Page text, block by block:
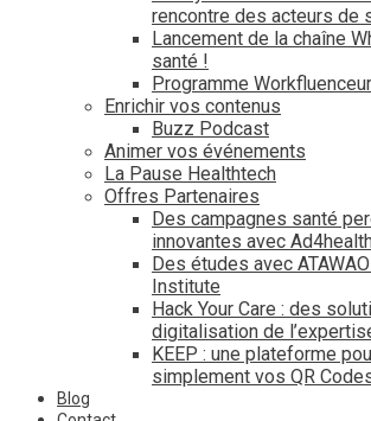
rencontre des acteurs de
Lancement de la chaîne
santé !
Programme
Enrichir vos contenus
Buzz Podcast
Animer vos événements
La Pause Healthtech
Offres Partenaires
Des campagnes santé
innovantes avec
Des études avec
Institute
Hack Your Care : des
digitalisation de
KEEP : une plateforme
simplement vos QR
Blog